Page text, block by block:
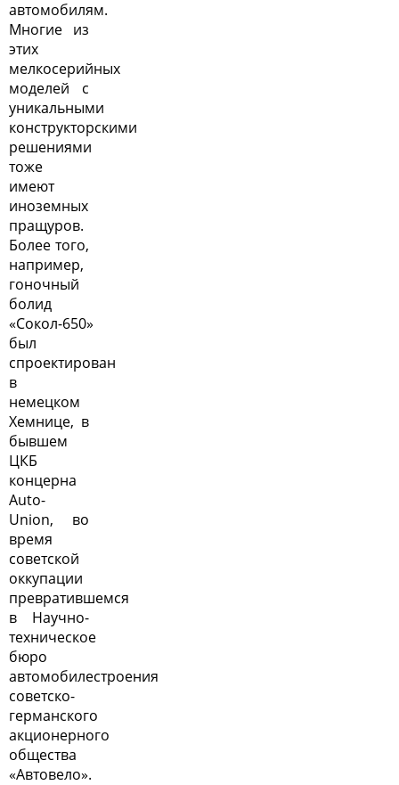
автомобилям.
Многие из
этих
мелкосерийных
моделей с
уникальными
конструкторскими
решениями
тоже
имеют
иноземных
пращуров.
Более того,
например,
гоночный
болид
«Сокол-650»
был
спроектирован
в
немецком
Хемнице, в
бывшем
ЦКБ
концерна
Auto-
Union, во
время
советской
оккупации
превратившемся
в Научно-
техническое
бюро
автомобилестроения
советско-
германского
акционерного
общества
«Автовело».